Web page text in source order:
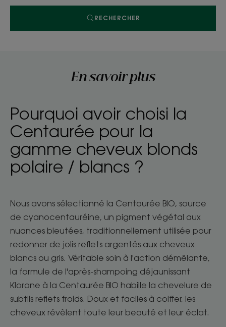
RECHERCHER
En savoir plus
Pourquoi avoir choisi la
Centaurée pour la
gamme cheveux blonds
polaire / blancs ?
Nous avons sélectionné la Centaurée BIO, source
de cyanocentauréine, un pigment végétal aux
nuances bleutées, traditionnellement utilisée pour
redonner de jolis reflets argentés aux cheveux
blancs ou gris. Véritable soin à l'action démêlante,
la formule de l'après-shampoing déjaunissant
Klorane à la Centaurée BIO habille la chevelure de
subtils reflets froids. Doux et faciles à coiffer, les
cheveux révèlent toute leur beauté et leur éclat.